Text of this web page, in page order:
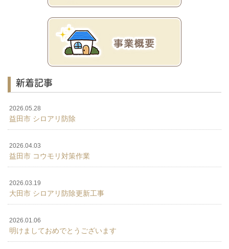
新着記事
2026.05.28
益田市 シロアリ防除
2026.04.03
益田市 コウモリ対策作業
2026.03.19
大田市 シロアリ防除更新工事
2026.01.06
明けましておめでとうございます